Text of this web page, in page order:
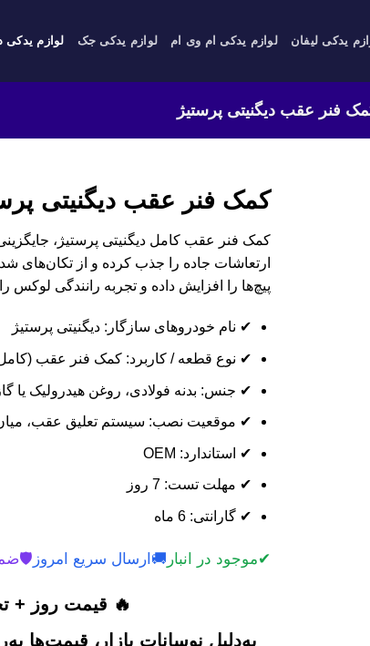
یدکی لیفان لوازم یدکی ام وی ام لوازم یدکی جک لوازم یدکی
فنر عقب دیگنیتی پرستیژ
کمک فنر عقب دیگنیتی
کمک فنر عقب کامل دیگنیتی پرستیژ،
ارتعاشات جاده را جذب کرده و از تکان‌های
پیچ‌ها را افزایش داده و تجربه رانندگی لوکس
✔ نام خودروهای سازگار: دیگنیتی پرستیژ
✔ نوع قطعه / کاربرد: کمک فنر عقب
✔ جنس: بدنه فولادی، روغن هیدرولیک یا
✔ موقعیت نصب: سیستم تعلیق عقب،
✔ استاندارد: OEM
✔ مهلت تست: 7 روز
✔ گارانتی: 6 ماه
✔موجود در انبار 🚚 ارسال سریع امروز 🛡️
🔥 قیمت روز +
به‌دلیل نوسانات بازار، قیمت‌ها